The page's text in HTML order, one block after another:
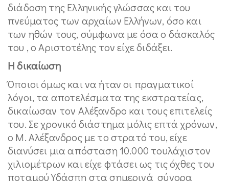
διάδοση της Ελληνικής γλώσσας και του
πνεύματος των αρχαίων Ελλήνων, όσο και
των ηθών τους, σύμφωνα με όσα ο δάσκαλός
του , ο Αριστοτέλης τον είχε διδάξει.
Η δικαίωση
Όποιοι όμως και να ήταν οι πραγματικοί
λόγοι, τα αποτελέσματα της εκστρατείας,
δικαίωσαν τον Αλέξανδρο και τους επιτελείς
του. Σε χρονικό διάστημα μόλις επτά χρόνων,
ο Μ. Αλέξανδρος με το στρατό του, είχε
διανύσει μια απόσταση 10.000 τουλάχιστον
χιλιομέτρων και είχε φτάσει ως τις όχθες του
ποταμού Υδάσπη στα σημερινά σύνορα